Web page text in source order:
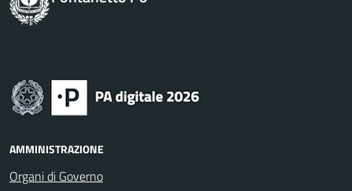
AMMINISTRAZIONE
Organi di Governo